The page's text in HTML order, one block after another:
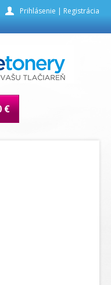
Prihlásenie | Registrácia
€